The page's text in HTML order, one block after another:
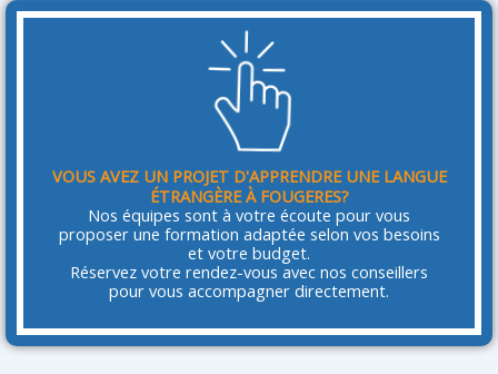
VOUS AVEZ UN PROJET D'APPRENDRE UNE LANGUE
ÉTRANGÈRE À FOUGERES?
Nos équipes sont à votre écoute pour vous
proposer une formation adaptée selon vos besoins
et votre budget.
Réservez votre rendez-vous avec nos conseillers
pour vous accompagner directement.